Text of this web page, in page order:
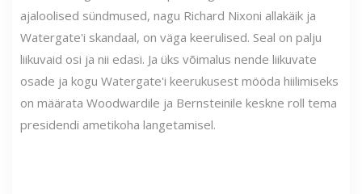
ajaloolised sündmused, nagu Richard Nixoni allakäik ja
Watergate'i skandaal, on väga keerulised. Seal on palju
liikuvaid osi ja nii edasi. Ja üks võimalus nende liikuvate
osade ja kogu Watergate'i keerukusest mööda hiilimiseks
on määrata Woodwardile ja Bernsteinile keskne roll tema
presidendi ametikoha langetamisel.